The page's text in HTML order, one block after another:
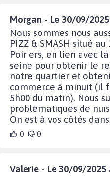
Morgan - Le 30/09/
Nous sommes nous
PIZZ & SMASH situé
Poiriers, en lien avec
seine pour obtenir le
notre quartier et
commerce à minuit (il
5h00 du matin). Nous
problématiques de
On est à vos côtés
0 0
Valerie - Le 30/09/2025